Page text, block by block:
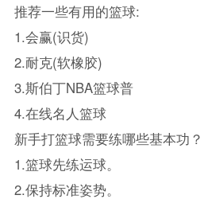
推荐一些有用的篮球:
1.会赢(识货)
2.耐克(软橡胶)
3.斯伯丁NBA篮球普
4.在线名人篮球
新手打篮球需要练哪些基本功？
1.篮球先练运球。
2.保持标准姿势。